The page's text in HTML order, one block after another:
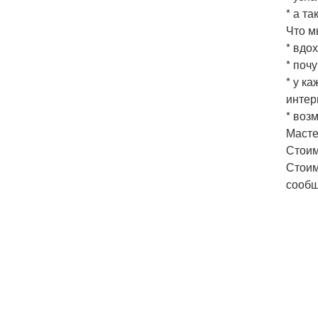
* а
Что
*
*
* у
*